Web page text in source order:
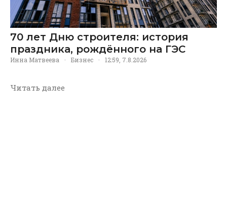
70 лет Дню строителя: история
праздника, рождённого на ГЭС
Инна Матвеева · Бизнес · 12:59, 7.8.2026
Читать далее